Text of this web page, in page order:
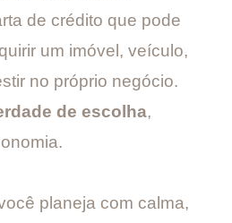
de crédito que pode
um imóvel, veículo,
no próprio negócio.
de escolha,
planeja com calma,